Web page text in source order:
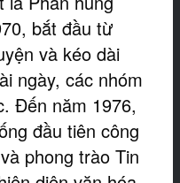
bắt đầu từ
và kéo dài
ngày, các nhóm
Đến năm 1976,
đầu tiên công
phong trào Tin